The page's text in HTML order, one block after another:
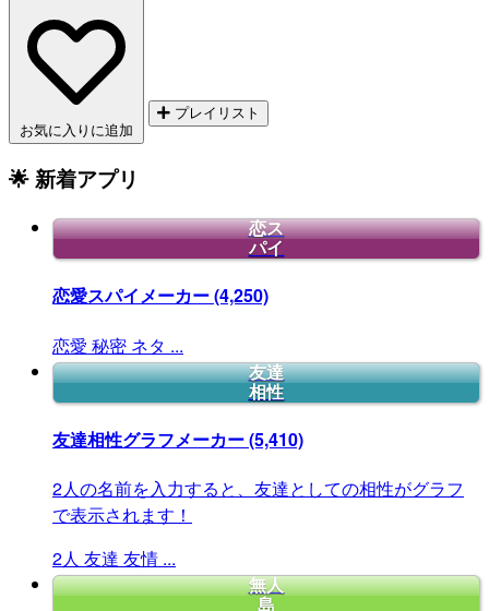
お気に入りに追加
プレイリスト
🌟 新着アプリ
恋ス
パイ
恋愛スパイメーカー(4,250)
恋愛 秘密 ネタ ...
友達
相性
友達相性グラフメーカー(5,410)
2人の名前を入力すると、友達としての相性がグラフ
で表示されます！
2人 友達 友情 ...
無人
島